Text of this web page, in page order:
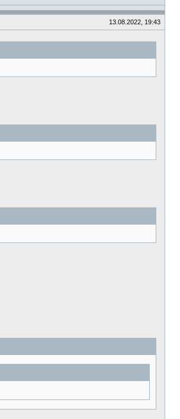
13.08.2022, 19:43